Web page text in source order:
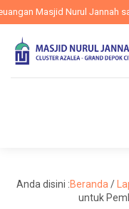
Masjid Nurul Jannah
Anda disini :Beranda /
untuk